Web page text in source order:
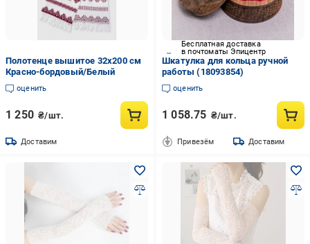
Полотенце вышитое 32х200 см
Красно-бордовый/Белый
оценить
1 250 ₴/шт.
Доставим
Бесплатная доставка
в почтоматы Эпицентр
Шкатулка для кольца ручной
работы (18093854)
оценить
1 058.75 ₴/шт.
Привезём Доставим